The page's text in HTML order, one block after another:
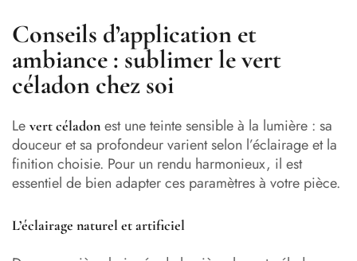
Conseils d’application et
ambiance : sublimer le vert
céladon chez soi
Le vert céladon est une teinte sensible à la lumière : sa
douceur et sa profondeur varient selon l’éclairage et la
finition choisie. Pour un rendu harmonieux, il est
essentiel de bien adapter ces paramètres à votre pièce.
L’éclairage naturel et artificiel